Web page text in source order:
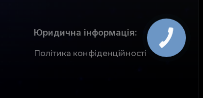
Юридична інформація:
Політика конфіденційності